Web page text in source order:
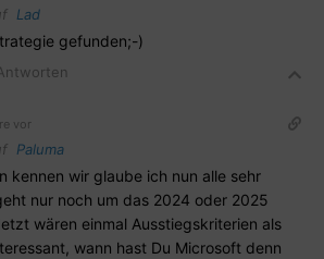
Lad
gefunden;-)
vor
Paluma
kennen wir glaube ich nun alle sehr
nur noch um das 2024 oder 2025
wären einmal Ausstiegskriterien als
wann hast Du Microsoft denn